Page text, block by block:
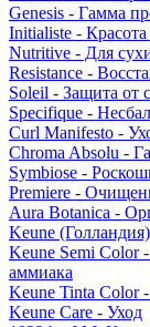
Genesis - Гамма
Initialiste -
Nutritive - Для
Resistance -
Soleil - Защита от
Specifique -
Curl Manifesto -
Chroma Absolu -
Symbiose -
Premiere -
Aura Botanica -
Keune (Голландия)
Keune Semi Color
аммиака
Keune Tinta Color
Keune Care - Уход